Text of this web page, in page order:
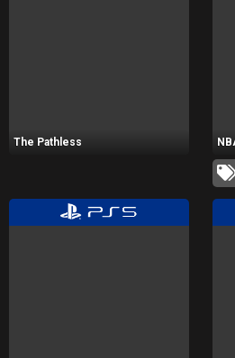
The Pathless